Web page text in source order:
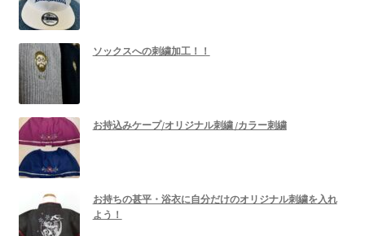
ソックスへの刺繍加工！！
お持込みケープ/オリジナル刺繍 /カラー刺繍
お持ちの甚平・浴衣に自分だけのオリジナル刺繍を入れ
よう！